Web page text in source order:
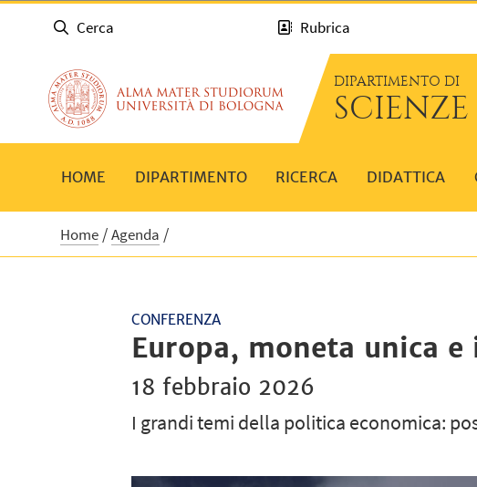
Cerca Rubrica
DIPARTIMENTO DI
HOME DIPARTIMENTO RICERCA DIDATTICA
Home Agenda
CONFERENZA
Europa, moneta unica
18 febbraio 2026
I grandi temi della politica economica: